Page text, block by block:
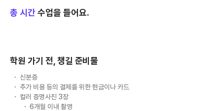
총 시간수업을 들어요.
학원 가기 전, 챙길 준비물
신분증
추가 비용 등의 결제를 위한 현금이나 카드
컬러 증명사진 3장
6개월 이내 촬영